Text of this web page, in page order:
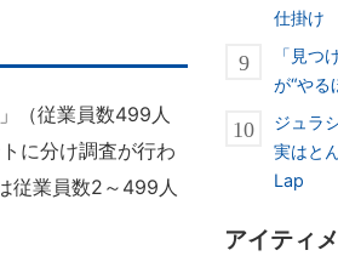
（従業員数499人
に分け調査が行わ
従業員数2～499人
仕掛け
「見
が“やる
ジュラ
実はと
Lap
アイティ